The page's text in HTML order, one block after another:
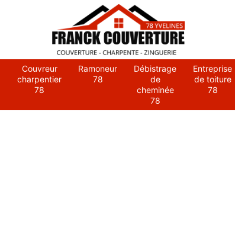
Couvreur
charpentier
78
Ramoneur
78
Débistrage
de
cheminée
78
Entreprise
de toiture
78